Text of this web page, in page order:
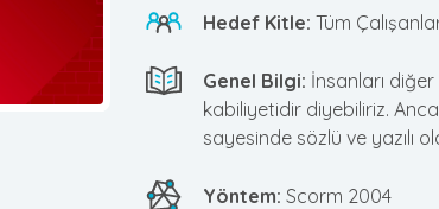
Hedef Kitle: Tüm
Genel Bilgi: İnsanları
kabiliyetidir diyebiliriz.
sayesinde sözlü ve yazılı
Yöntem: Scorm 2004